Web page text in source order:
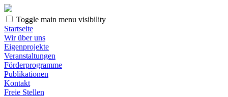
Toggle main menu visibility
Startseite
Wir über uns
Eigenprojekte
Veranstaltungen
Förderprogramme
Publikationen
Kontakt
Freie Stellen